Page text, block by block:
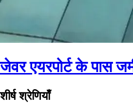
जेवर एयरपोर्ट के पास
शीर्ष श्रेणियाँ